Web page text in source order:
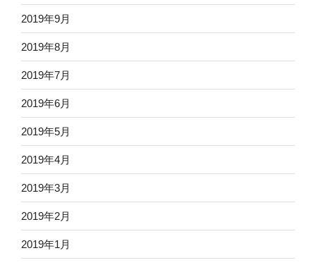
2019年9月
2019年8月
2019年7月
2019年6月
2019年5月
2019年4月
2019年3月
2019年2月
2019年1月